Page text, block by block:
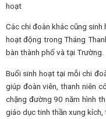
hoạt
Các chi đoàn khác cũng
hoạt động trong Tháng
bàn thành phố và tại Trường.
Buổi sinh hoạt tại mỗi chi
giúp đoàn viên, thanh niên
chặng đường 90 năm hình
giáo dục tinh thần xung kích,